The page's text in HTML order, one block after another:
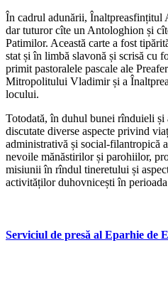
În cadrul adunării,
dar tuturor cîte un Antologhion și
Patimilor. Această carte a fost
stat și în limbă slavonă și scrisă cu
primit pastoralele pascale ale
Mitropolitului Vladimir și a
locului.
Totodată, în duhul bunei rînduieli
discutate diverse aspecte privind
administrativă și social-filantropică
nevoile mănăstirilor și parohiilor,
misiunii în rîndul tineretului și
activităților duhovnicești în perioada
Serviciul de presă al Eparhie de